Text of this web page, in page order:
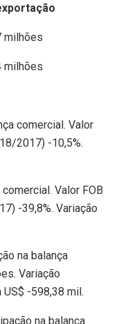
milhões
milhões
comercial. Valor
2017) -10,5%.
Valor FOB
-39,8%. Variação
na balança
Variação
-598,38 mil.
na balança